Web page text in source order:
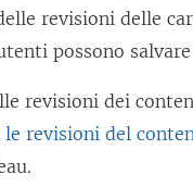
revisioni delle
possono salvare
revisioni dei
le revisioni del